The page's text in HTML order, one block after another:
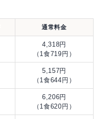
通常料金
4,318円
（1食719円）
5,157円
（1食644円）
6,206円
（1食620円）